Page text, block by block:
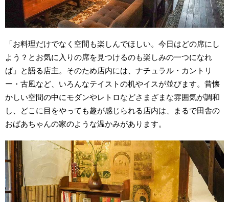
「お料理だけでなく空間も楽しんでほしい。今日はどの席にし
よう？とお気に入りの席を見つけるのも楽しみの一つになれ
ば」と語る店主。そのため店内には、ナチュラル・カントリ
ー・古風など、いろんなテイストの机やイスが並びます。昔懐
かしい空間の中にモダンやレトロなどさまざまな雰囲気が調和
し、どこに目をやっても趣が感じられる店内は、まるで田舎の
おばあちゃんの家のような温かみがあります。